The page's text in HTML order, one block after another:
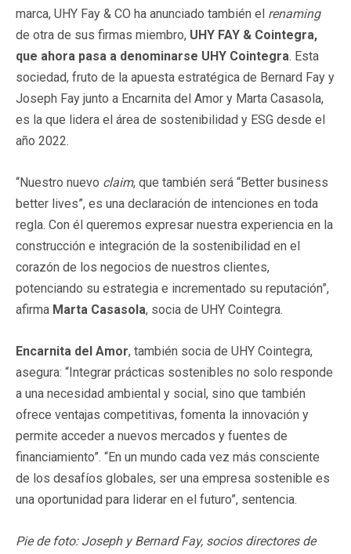
marca, UHY Fay & CO ha anunciado también el renaming
de otra de sus firmas miembro, UHY FAY & Cointegra,
que ahora pasa a denominarse UHY Cointegra. Esta
sociedad, fruto de la apuesta estratégica de Bernard Fay y
Joseph Fay junto a Encarnita del Amor y Marta Casasola,
es la que lidera el área de sostenibilidad y ESG desde el
año 2022.
“Nuestro nuevo claim, que también será “Better business
better lives”, es una declaración de intenciones en toda
regla. Con él queremos expresar nuestra experiencia en la
construcción e integración de la sostenibilidad en el
corazón de los negocios de nuestros clientes,
potenciando su estrategia e incrementado su reputación”,
afirma Marta Casasola, socia de UHY Cointegra.
Encarnita del Amor, también socia de UHY Cointegra,
asegura: “Integrar prácticas sostenibles no solo responde
a una necesidad ambiental y social, sino que también
ofrece ventajas competitivas, fomenta la innovación y
permite acceder a nuevos mercados y fuentes de
financiamiento”. “En un mundo cada vez más consciente
de los desafíos globales, ser una empresa sostenible es
una oportunidad para liderar en el futuro”, sentencia.
Pie de foto: Joseph y Bernard Fay, socios directores de